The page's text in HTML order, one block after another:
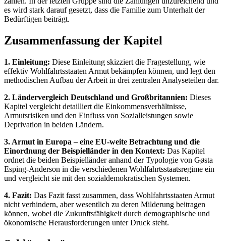
es wird stark darauf gesetzt, dass die Familie zum Unterhalt der
Bedürftigen beiträgt.
Zusammenfassung der Kapitel
1. Einleitung: Diese Einleitung skizziert die Fragestellung, wie
effektiv Wohlfahrtsstaaten Armut bekämpfen können, und legt den
methodischen Aufbau der Arbeit in drei zentralen Analyseteilen dar.
2. Ländervergleich Deutschland und Großbritannien: Dieses
Kapitel vergleicht detailliert die Einkommensverhältnisse,
Armutsrisiken und den Einfluss von Sozialleistungen sowie
Deprivation in beiden Ländern.
3. Armut in Europa – eine EU-weite Betrachtung und die
Einordnung der Beispielländer in den Kontext: Das Kapitel
ordnet die beiden Beispielländer anhand der Typologie von Gøsta
Esping-Anderson in die verschiedenen Wohlfahrtsstaatsregime ein
und vergleicht sie mit den sozialdemokratischen Systemen.
4. Fazit: Das Fazit fasst zusammen, dass Wohlfahrtsstaaten Armut
nicht verhindern, aber wesentlich zu deren Milderung beitragen
können, wobei die Zukunftsfähigkeit durch demographische und
ökonomische Herausforderungen unter Druck steht.